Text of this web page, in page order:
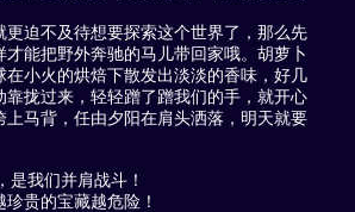
更迫不及待想要探索这个世界了，那么先
才能把野外奔驰的马儿带回家哦。胡萝卜
在小火的烘焙下散发出淡淡的香味，好几
靠拢过来，轻轻蹭了蹭我们的手，就开心
上马背，任由夕阳在肩头洒落，明天就要
我们并肩战斗！
贵的宝藏越危险！